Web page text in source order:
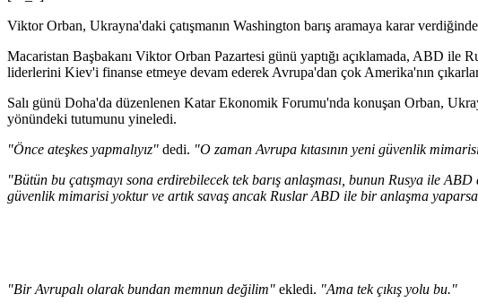
Viktor Orban, Ukrayna'daki çatışmanın Washington barış aramaya karar
Macaristan Başbakanı Viktor Orban Pazartesi günü yaptığı açıklamada, ABD ile
liderlerini Kiev'i finanse etmeye devam ederek Avrupa'dan çok Amerika'nın
Salı günü Doha'da düzenlenen Katar Ekonomik Forumu'nda konuşan Orban,
yönündeki tutumunu yineledi.
"Önce ateşkes yapmalıyız" dedi. "O zaman Avrupa kıtasının yeni güvenlik
"Bütün bu çatışmayı sona erdirebilecek tek barış anlaşması, bunun Rusya ile ABD
güvenlik mimarisi yoktur ve artık savaş ancak Ruslar ABD ile bir anlaşma
"Bir Avrupalı ​​olarak bundan memnun değilim" ekledi. "Ama tek çıkış yolu bu."